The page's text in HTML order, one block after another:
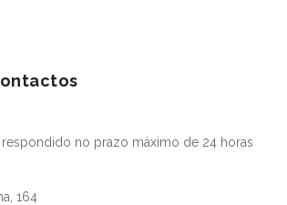
respondido no prazo máximo de 24 horas
164